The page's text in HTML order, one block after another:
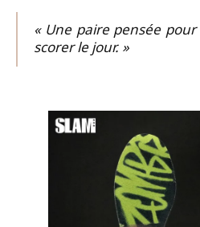
« Une paire pensée
scorer le jour. »